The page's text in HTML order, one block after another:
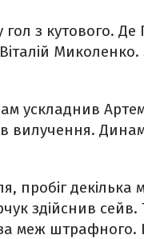
гол з кутового.
ускладнив
вилучення.
декілька
здійснив сейв.
меж штрафного.